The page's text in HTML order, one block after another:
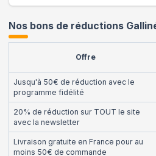
Nos bons de réductions
Offre
Jusqu'à 50€ de réduction avec le
programme fidélité
20% de réduction sur TOUT le site
avec la newsletter
Livraison gratuite en France pour au
moins 50€ de commande